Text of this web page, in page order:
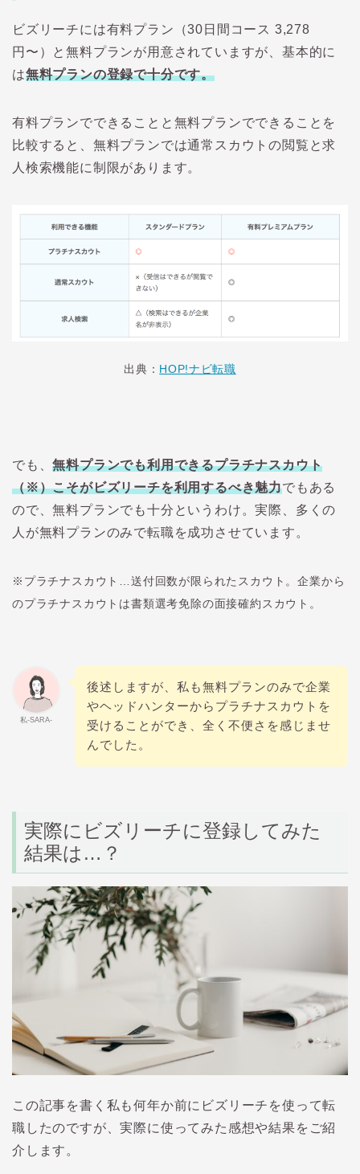
ビズリーチには有料プラン（30日間コース 3,278
円〜）と無料プランが用意されていますが、基本的に
は無料プランの登録で十分です。
有料プランでできることと無料プランでできることを
比較すると、無料プランでは通常スカウトの閲覧と求
人検索機能に制限があります。
出典： HOP!ナビ転職
でも、無料プランでも利用できるプラチナスカウト
（※）こそがビズリーチを利用するべき魅力でもある
ので、無料プランでも十分というわけ。実際、多くの
人が無料プランのみで転職を成功させています。
※プラチナスカウト…送付回数が限られたスカウト。企業から
のプラチナスカウトは書類選考免除の面接確約スカウト。
私-SARA-
後述しますが、私も無料プランのみで企業
やヘッドハンターからプラチナスカウトを
受けることができ、全く不便さを感じませ
んでした。
実際にビズリーチに登録してみた
結果は…？
この記事を書く私も何年か前にビズリーチを使って転
職したのですが、実際に使ってみた感想や結果をご紹
介します。